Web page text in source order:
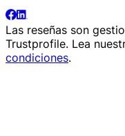
Las reseñas son
Trustprofile. Lea
condiciones.